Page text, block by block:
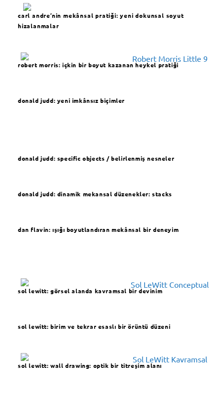
carl andre’nin mekânsal pratiği: yeni dokunsal soyut
hizalanmalar
robert morris: içkin bir boyut kazanan heykel pratiği
donald judd: yeni imkânsız biçimler
donald judd: specific objects / belirlenmiş nesneler
donald judd: dinamik mekansal düzenekler: stacks
dan flavin: ışığı boyutlandıran mekânsal bir deneyim
sol lewitt: görsel alanda kavramsal bir devinim
sol lewitt: birim ve tekrar esaslı bir örüntü düzeni
sol lewitt: wall drawing: optik bir titreşim alanı